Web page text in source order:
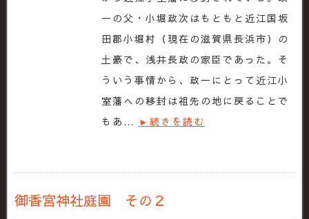
一の父・小堀政次はもともと近江国坂
田郡小堀村（現在の滋賀県長浜市）の
土豪で、浅井長政の家臣であった。そ
ういう事情から、政一にとって近江小
室藩への移封は祖先の地に戻ることで
もあ… ►続きを読む
御香宮神社庭園 その２